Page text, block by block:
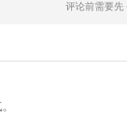
评论前需要先